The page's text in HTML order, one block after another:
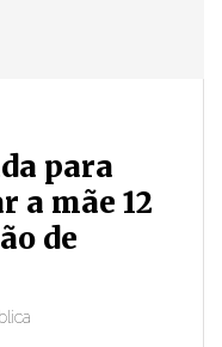
para
a mãe 12
de